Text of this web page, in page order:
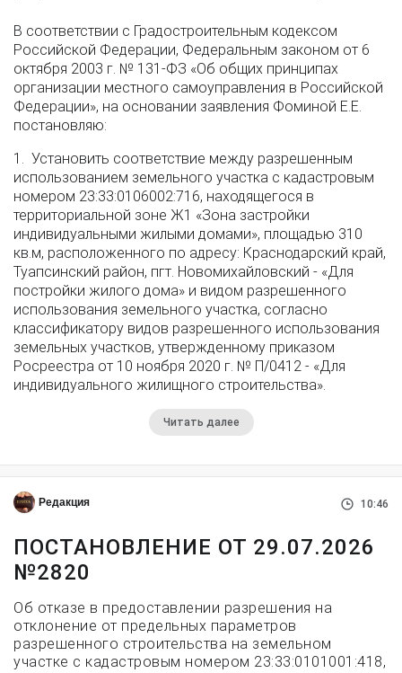
В соответствии с Градостроительным кодексом
Российской Федерации, Федеральным законом от 6
октября 2003 г. № 131-ФЗ «Об общих принципах
организации местного самоуправления в Российской
Федерации», на основании заявления Фоминой Е.Е.
постановляю:
1. Установить соответствие между разрешенным
использованием земельного участка с кадастровым
номером 23:33:0106002:716, находящегося в
территориальной зоне Ж1 «Зона застройки
индивидуальными жилыми домами», площадью 310
кв.м, расположенного по адресу: Краснодарский край,
Туапсинский район, пгт. Новомихайловский - «Для
постройки жилого дома» и видом разрешенного
использования земельного участка, согласно
классификатору видов разрешенного использования
земельных участков, утвержденному приказом
Росреестра от 10 ноября 2020 г. № П/0412 - «Для
индивидуального жилищного строительства».
Читать далее
Редакция 10:46
ПОСТАНОВЛЕНИЕ ОТ 29.07.2026
№2820
Об отказе в предоставлении разрешения на
отклонение от предельных параметров
разрешенного строительства на земельном
участке с кадастровым номером 23:33:0101001:418,